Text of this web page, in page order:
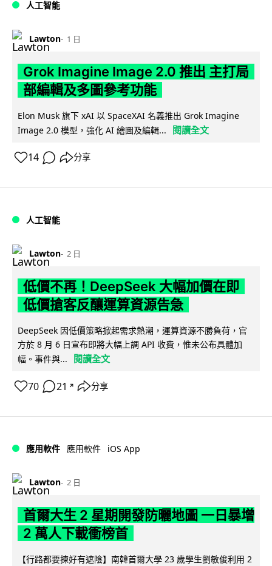
人工智能
Lawton 1 日
Grok Imagine Image 2.0 推出 主打局
部編輯及多圖參考功能
Elon Musk 旗下 xAI 以 SpaceXAI 名義推出 Grok Imagine
Image 2.0 模型，強化 AI 繪圖及編輯...
閱讀全文
14 分享
人工智能
Lawton 2 日
低價不再！DeepSeek 大幅加價在即
低價搶客反釀運算資源告急
DeepSeek 因低價策略掀起需求熱潮，運算資源不勝負荷，官
方於 8 月 6 日宣布即將大幅上調 API 收費，惟未公布具體加
幅。事件與...
閱讀全文
70 21 ↗ 分享
應用軟件 應用軟件 iOS App
Lawton 2 日
首爾大生 2 星期開發防曬地圖 一日暴增
2 萬人下載衝榜首
【行路都要揀好有遮陰】南韓首爾大學 23 歲學生劉敏俊利用 2